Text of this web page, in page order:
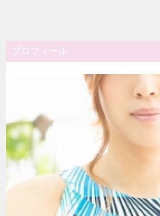
プロフィール